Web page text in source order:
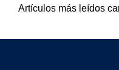
Artículos más leídos